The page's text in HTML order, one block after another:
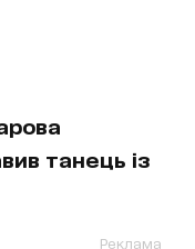
танець із
Реклама